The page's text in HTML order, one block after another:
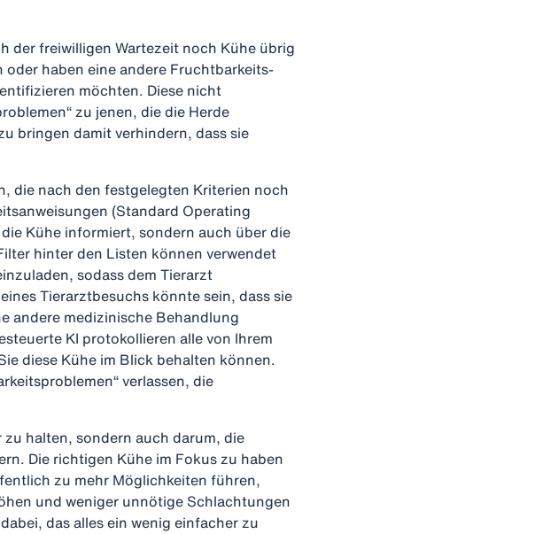
der freiwilligen Wartezeit noch Kühe übrig
haben eine andere Fruchtbarkeits-
möchten. Diese nicht
zu jenen, die die Herde
bringen damit verhindern, dass sie
die nach den festgelegten Kriterien noch
(Standard Operating
Kühe informiert, sondern auch über die
hinter den Listen können verwendet
sodass dem Tierarzt
Tierarztbesuchs könnte sein, dass sie
andere medizinische Behandlung
KI protokollieren alle von Ihrem
diese Kühe im Blick behalten können.
verlassen, die
halten, sondern auch darum, die
Die richtigen Kühe im Fokus zu haben
zu mehr Möglichkeiten führen,
und weniger unnötige Schlachtungen
das alles ein wenig einfacher zu